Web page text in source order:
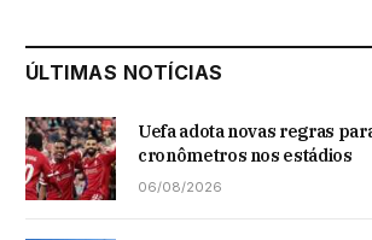
ÚLTIMAS NOTÍCIAS
Uefa adota novas regras
cronômetros nos estádios
06/08/2026